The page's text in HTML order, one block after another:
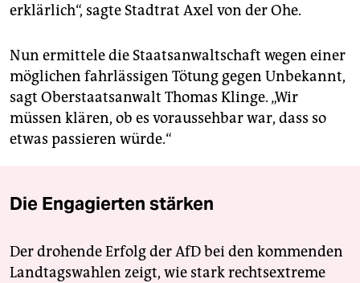
erklärlich“, sagte Stadtrat Axel von der Ohe.
Nun ermittele die Staatsanwaltschaft wegen einer
möglichen fahrlässigen Tötung gegen Unbekannt,
sagt Oberstaatsanwalt Thomas Klinge. „Wir
müssen klären, ob es voraussehbar war, dass so
etwas passieren würde.“
Die Engagierten stärken
Der drohende Erfolg der AfD bei den kommenden
Landtagswahlen zeigt, wie stark rechtsextreme